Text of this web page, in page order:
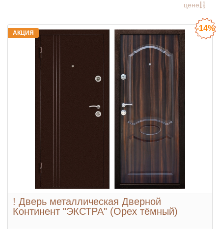
цене
АКЦИЯ
-14%
! Дверь металлическая Дверной
Континент "ЭКСТРА" (Орех тёмный)